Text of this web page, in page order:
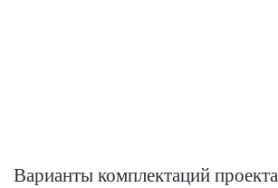
Варианты комплектаций проекта